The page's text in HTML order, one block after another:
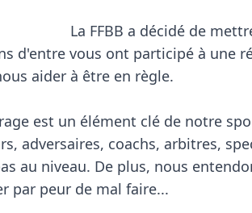
d'entre vous ont participé à une
aider à être en règle.
est un élément clé de notre
adversaires, coachs, arbitres,
au niveau. De plus, nous
par peur de mal faire...